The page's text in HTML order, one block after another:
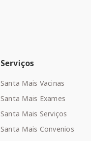
Serviços
Santa Mais Vacinas
Santa Mais Exames
Santa Mais Serviços
Santa Mais Convenios